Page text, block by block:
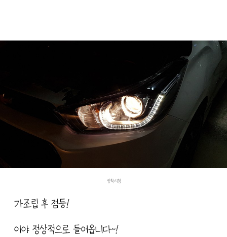
장착시험
가조립 후 점등!
이야 정상적으로 들어옵니다~!